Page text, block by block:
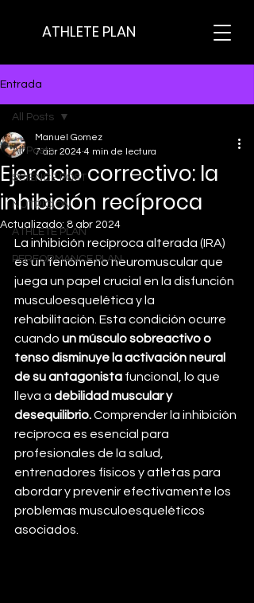
ATHLETE PLAN
Entrada
All Posts
SCIENCE POST
NUTRICION
ATHLETE PLAN
PERFORMANCE PLAN
All Posts
Ejercicio correctivo: la
inhibición recíproca
Manuel Gomez
7 abr 2024 4 min de lectura
Actualizado: 8 abr 2024
La inhibición recíproca alterada (IRA)
es un fenómeno neuromuscular que
juega un papel crucial en la disfunción
musculoesquelética y la
rehabilitación. Esta condición ocurre
cuando un músculo sobreactivo o
tenso disminuye la activación neural
de su antagonista funcional, lo que
lleva a debilidad muscular y
desequilibrio. Comprender la inhibición
recíproca es esencial para
profesionales de la salud,
entrenadores físicos y atletas para
abordar y prevenir efectivamente los
problemas musculoesqueléticos
asociados.